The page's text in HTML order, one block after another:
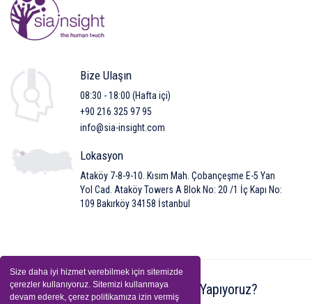
Size daha iyi hizmet verebilmek için sitemizde
çerezler kullanıyoruz. Sitemizi kullanmaya
devam ederek, çerez politikamıza izin vermiş
Bize Ulaşın
08:30 - 18:00 (Hafta içi)
+90 216 325 97 95
info@sia-insight.com
Lokasyon
Ataköy 7-8-9-10. Kısım Mah. Çobançeşme E-5 Yan
Yol Cad. Ataköy Towers A Blok No: 20 /1 İç Kapı No:
109 Bakırköy 34158 İstanbul
Biz Kimiz? Neler Yapıyoruz?